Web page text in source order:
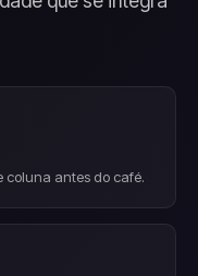
coluna antes do café.